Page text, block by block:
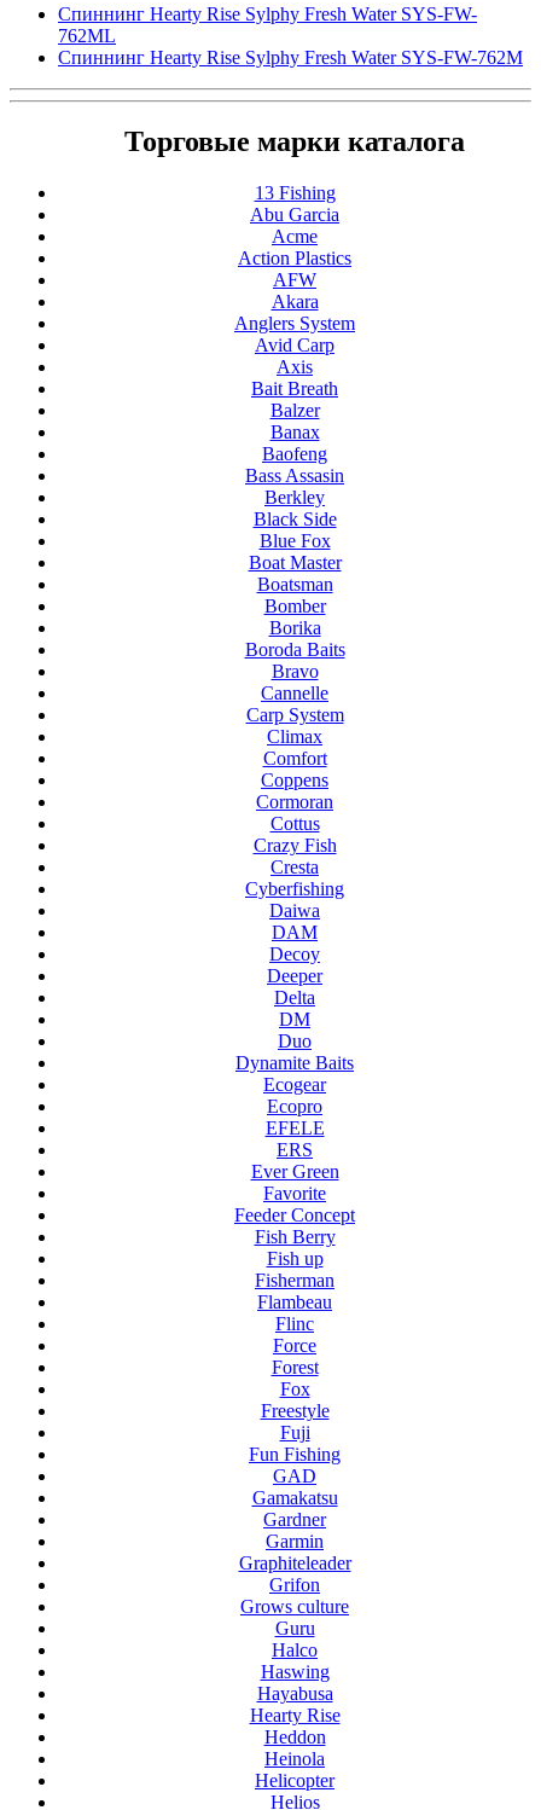
Спиннинг Hearty Rise Sylphy Fresh Water SYS-FW-
762ML
Спиннинг Hearty Rise Sylphy Fresh Water SYS-FW-762M
Торговые марки каталога
13 Fishing
Abu Garcia
Acme
Action Plastics
AFW
Akara
Anglers System
Avid Carp
Axis
Bait Breath
Balzer
Banax
Baofeng
Bass Assasin
Berkley
Black Side
Blue Fox
Boat Master
Boatsman
Bomber
Borika
Boroda Baits
Bravo
Cannelle
Carp System
Climax
Comfort
Coppens
Cormoran
Cottus
Crazy Fish
Cresta
Cyberfishing
Daiwa
DAM
Decoy
Deeper
Delta
DM
Duo
Dynamite Baits
Ecogear
Ecopro
EFELE
ERS
Ever Green
Favorite
Feeder Concept
Fish Berry
Fish up
Fisherman
Flambeau
Flinc
Force
Forest
Fox
Freestyle
Fuji
Fun Fishing
GAD
Gamakatsu
Gardner
Garmin
Graphiteleader
Grifon
Grows culture
Guru
Halco
Haswing
Hayabusa
Hearty Rise
Heddon
Heinola
Helicopter
Helios